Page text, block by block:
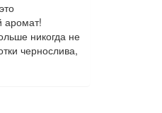
аромат!
никогда не
чернослива,